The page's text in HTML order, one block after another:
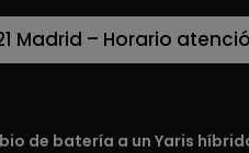
Madrid – Horario
de batería a un Yaris